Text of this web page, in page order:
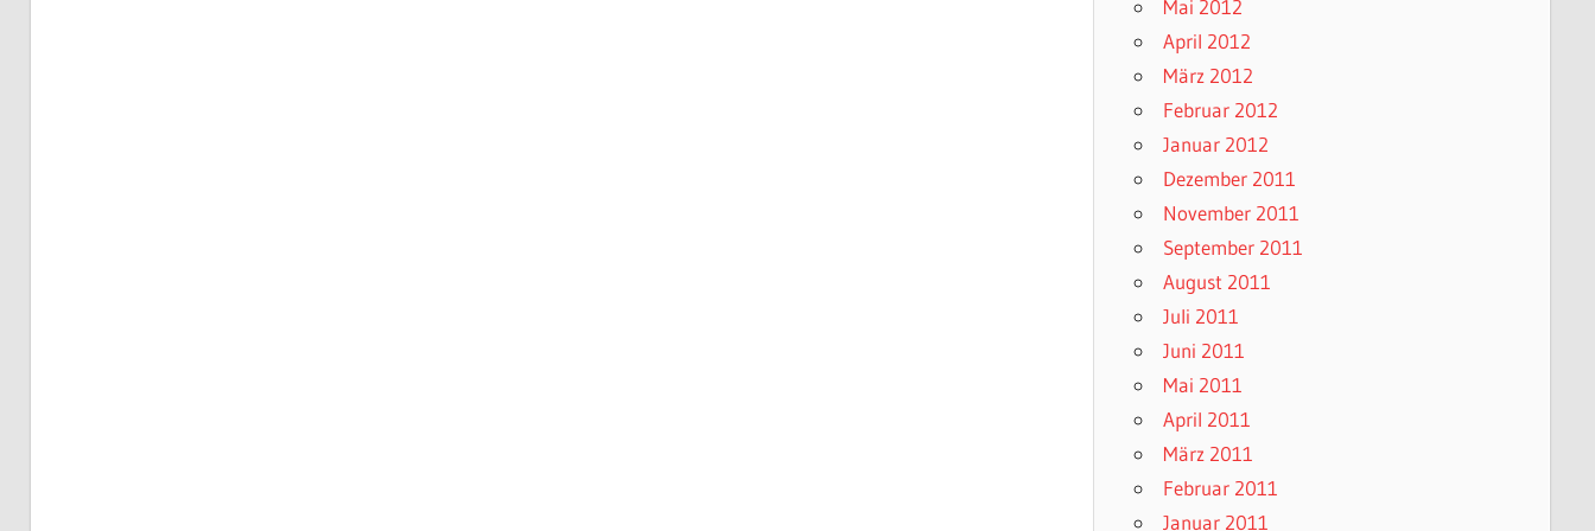
Mai 2012
April 2012
März 2012
Februar 2012
Januar 2012
Dezember 2011
November 2011
September 2011
August 2011
Juli 2011
Juni 2011
Mai 2011
April 2011
März 2011
Februar 2011
Januar 2011